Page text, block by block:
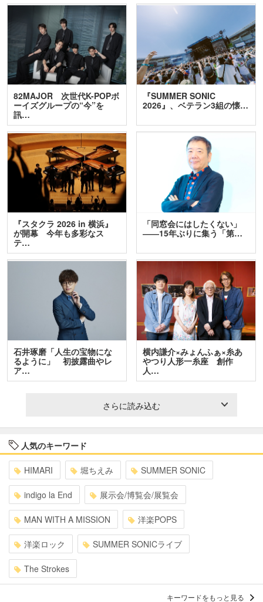
82MAJOR 次世代K-POPボ
ーイズグループの“今”を
訊…
『SUMMER SONIC
2026』、ベテラン3組の懐…
『スタクラ 2026 in 横浜』
が開幕 今年も多彩なス
テ…
「同窓会にはしたくない」
――15年ぶりに集う「第…
石井琢磨「人生の宝物にな
るように」 初披露曲やレ
ア…
横内謙介×みょんふぁ×糸あ
やつり人形一糸座 創作
人…
さらに読み込む
人気のキーワード
HIMARI 堀ちえみ SUMMER SONIC
indigo la End 展示会/博覧会/展覧会
MAN WITH A MISSION 洋楽POPS
洋楽ロック SUMMER SONICライブ
The Strokes
キーワードをもっと見る